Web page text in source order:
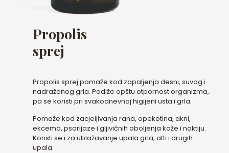
Propolis
sprej
Propolis sprej pomaže kod zapaljenja desni, suvog i
nadraženog grla. Podiže opštu otpornost organizma,
pa se koristi pri svakodnevnoj higijeni usta i grla.
Pomaže kod zacjeljivanja rana, opekotina, akni,
ekcema, psorijaze i gljivičnih oboljenja kože i noktiju.
Koristi se i za ublažavanje upala grla, afti i drugih
upala.